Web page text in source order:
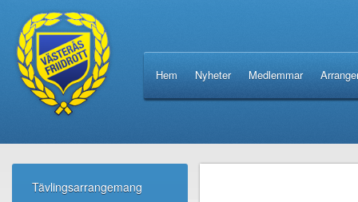
Hem Nyheter Medlemmar
Tävlingsarrangemang